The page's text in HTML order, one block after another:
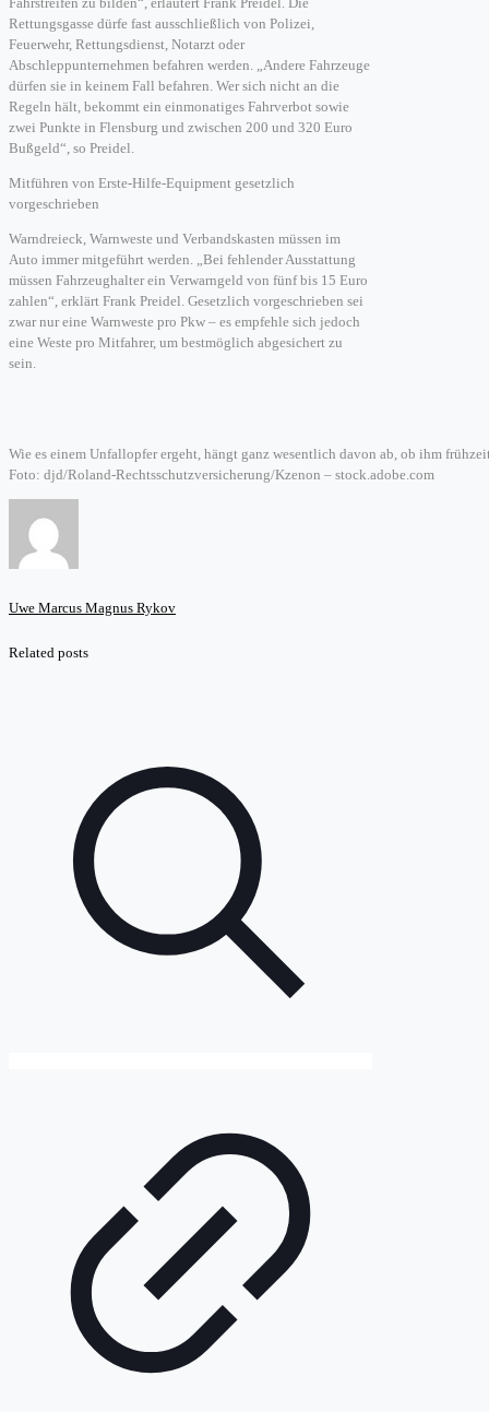
Rettungsgasse dürfe fast ausschließlich von Polizei,
Feuerwehr, Rettungsdienst, Notarzt oder
Abschleppunternehmen befahren werden. „Andere Fahrzeuge
dürfen sie in keinem Fall befahren. Wer sich nicht an die
Regeln hält, bekommt ein einmonatiges Fahrverbot sowie
zwei Punkte in Flensburg und zwischen 200 und 320 Euro
Bußgeld“, so Preidel.
Mitführen von Erste-Hilfe-Equipment gesetzlich
vorgeschrieben
Warndreieck, Warnweste und Verbandskasten müssen im
Auto immer mitgeführt werden. „Bei fehlender Ausstattung
müssen Fahrzeughalter ein Verwarngeld von fünf bis 15 Euro
zahlen“, erklärt Frank Preidel. Gesetzlich vorgeschrieben sei
zwar nur eine Warnweste pro Pkw – es empfehle sich jedoch
eine Weste pro Mitfahrer, um bestmöglich abgesichert zu
sein.
Wie es einem Unfallopfer ergeht, hängt ganz wesentlich davon ab, ob ihm
Foto: djd/Roland-Rechtsschutzversicherung/Kzenon – stock.adobe.com
Uwe Marcus Magnus Rykov
Related posts